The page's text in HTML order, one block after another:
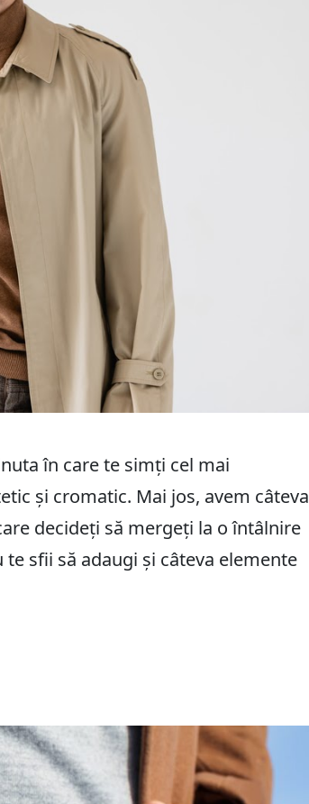
în care te simți cel mai
și cromatic. Mai jos, avem câteva
decideți să mergeți la o întâlnire
sfii să adaugi și câteva elemente